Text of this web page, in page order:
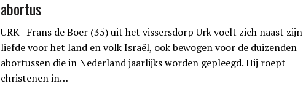
abortus
URK | Frans de Boer (35) uit het vissersdorp Urk voelt zich naast zijn
liefde voor het land en volk Israël, ook bewogen voor de duizenden
abortussen die in Nederland jaarlijks worden gepleegd. Hij roept
christenen in…